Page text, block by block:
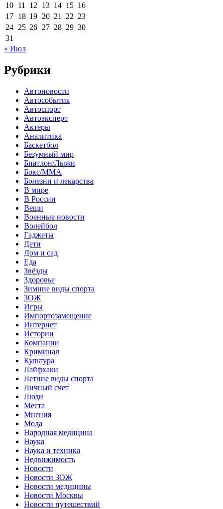
10 11 12 13 14 15 16
17 18 19 20 21 22 23
24 25 26 27 28 29 30
31
« Июл
Рубрики
Автоновости
Автособытия
Автоспорт
Автоэксперт
Актеры
Аналитика
Баскетбол
Безумный мир
Биатлон/Лыжи
Бокс/MMA
Болезни и лекарства
В мире
В России
Вещи
Военные новости
Волейбол
Гаджеты
Дети
Дом и сад
Еда
Звёзды
Здоровье
Зимние виды спорта
ЗОЖ
Игры
Импортозамещение
Интернет
Истории
Компании
Криминал
Культура
Лайфхаки
Летние виды спорта
Личный счет
Люди
Места
Мнения
Мода
Народная медицина
Наука
Наука и техника
Недвижимость
Новости
Новости ЗОЖ
Новости медицины
Новости Москвы
Новости путешествий